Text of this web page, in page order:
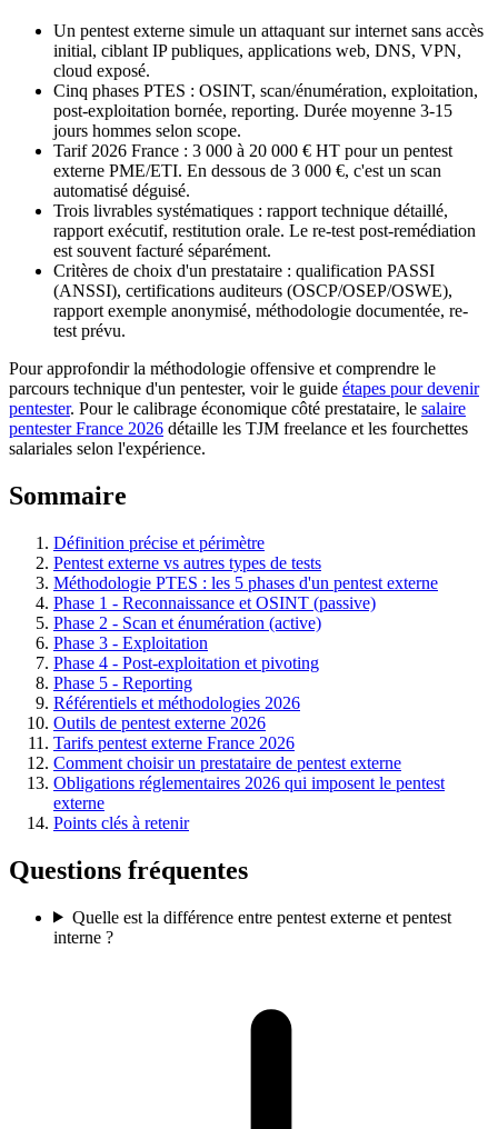
Un pentest externe simule un attaquant sur internet sans accès
initial, ciblant IP publiques, applications web, DNS, VPN,
cloud exposé.
Cinq phases PTES : OSINT, scan/énumération, exploitation,
post-exploitation bornée, reporting. Durée moyenne 3-15
jours hommes selon scope.
Tarif 2026 France : 3 000 à 20 000 € HT pour un pentest
externe PME/ETI. En dessous de 3 000 €, c'est un scan
automatisé déguisé.
Trois livrables systématiques : rapport technique détaillé,
rapport exécutif, restitution orale. Le re-test post-remédiation
est souvent facturé séparément.
Critères de choix d'un prestataire : qualification PASSI
(ANSSI), certifications auditeurs (OSCP/OSEP/OSWE),
rapport exemple anonymisé, méthodologie documentée, re-
test prévu.
Pour approfondir la méthodologie offensive et comprendre le
parcours technique d'un pentester, voir le guide étapes pour devenir
pentester. Pour le calibrage économique côté prestataire, le salaire
pentester France 2026 détaille les TJM freelance et les fourchettes
salariales selon l'expérience.
Sommaire
Définition précise et périmètre
Pentest externe vs autres types de tests
Méthodologie PTES : les 5 phases d'un pentest externe
Phase 1 - Reconnaissance et OSINT (passive)
Phase 2 - Scan et énumération (active)
Phase 3 - Exploitation
Phase 4 - Post-exploitation et pivoting
Phase 5 - Reporting
Référentiels et méthodologies 2026
Outils de pentest externe 2026
Tarifs pentest externe France 2026
Comment choisir un prestataire de pentest externe
Obligations réglementaires 2026 qui imposent le pentest
externe
Points clés à retenir
Questions fréquentes
Quelle est la différence entre pentest externe et pentest
interne ?